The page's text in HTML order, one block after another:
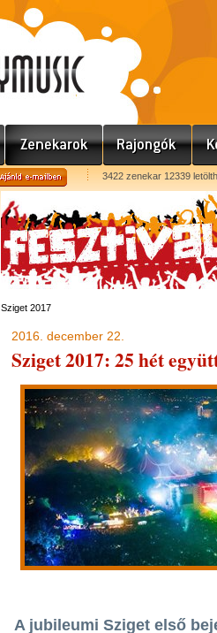
3422 zenekar 12339
Sziget 2017
2016. december 22.
Sziget 2017: 25 hét
A jubileumi Sziget első